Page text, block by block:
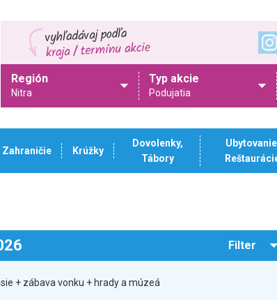
Región
Nitra
Typ akcie
Podujatia
Zahraničie Krúžky
Dovolenky,
Tábory
Filter
+ zábava vonku + hrady a múzeá